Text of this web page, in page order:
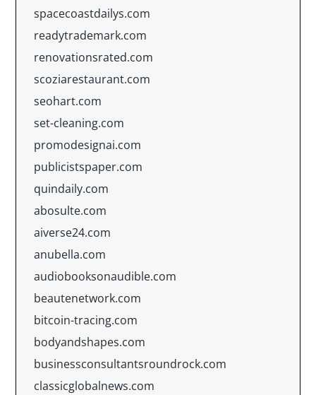
spacecoastdailys.com
readytrademark.com
renovationsrated.com
scoziarestaurant.com
seohart.com
set-cleaning.com
promodesignai.com
publicistspaper.com
quindaily.com
abosulte.com
aiverse24.com
anubella.com
audiobooksonaudible.com
beautenetwork.com
bitcoin-tracing.com
bodyandshapes.com
businessconsultantsroundrock.com
classicglobalnews.com